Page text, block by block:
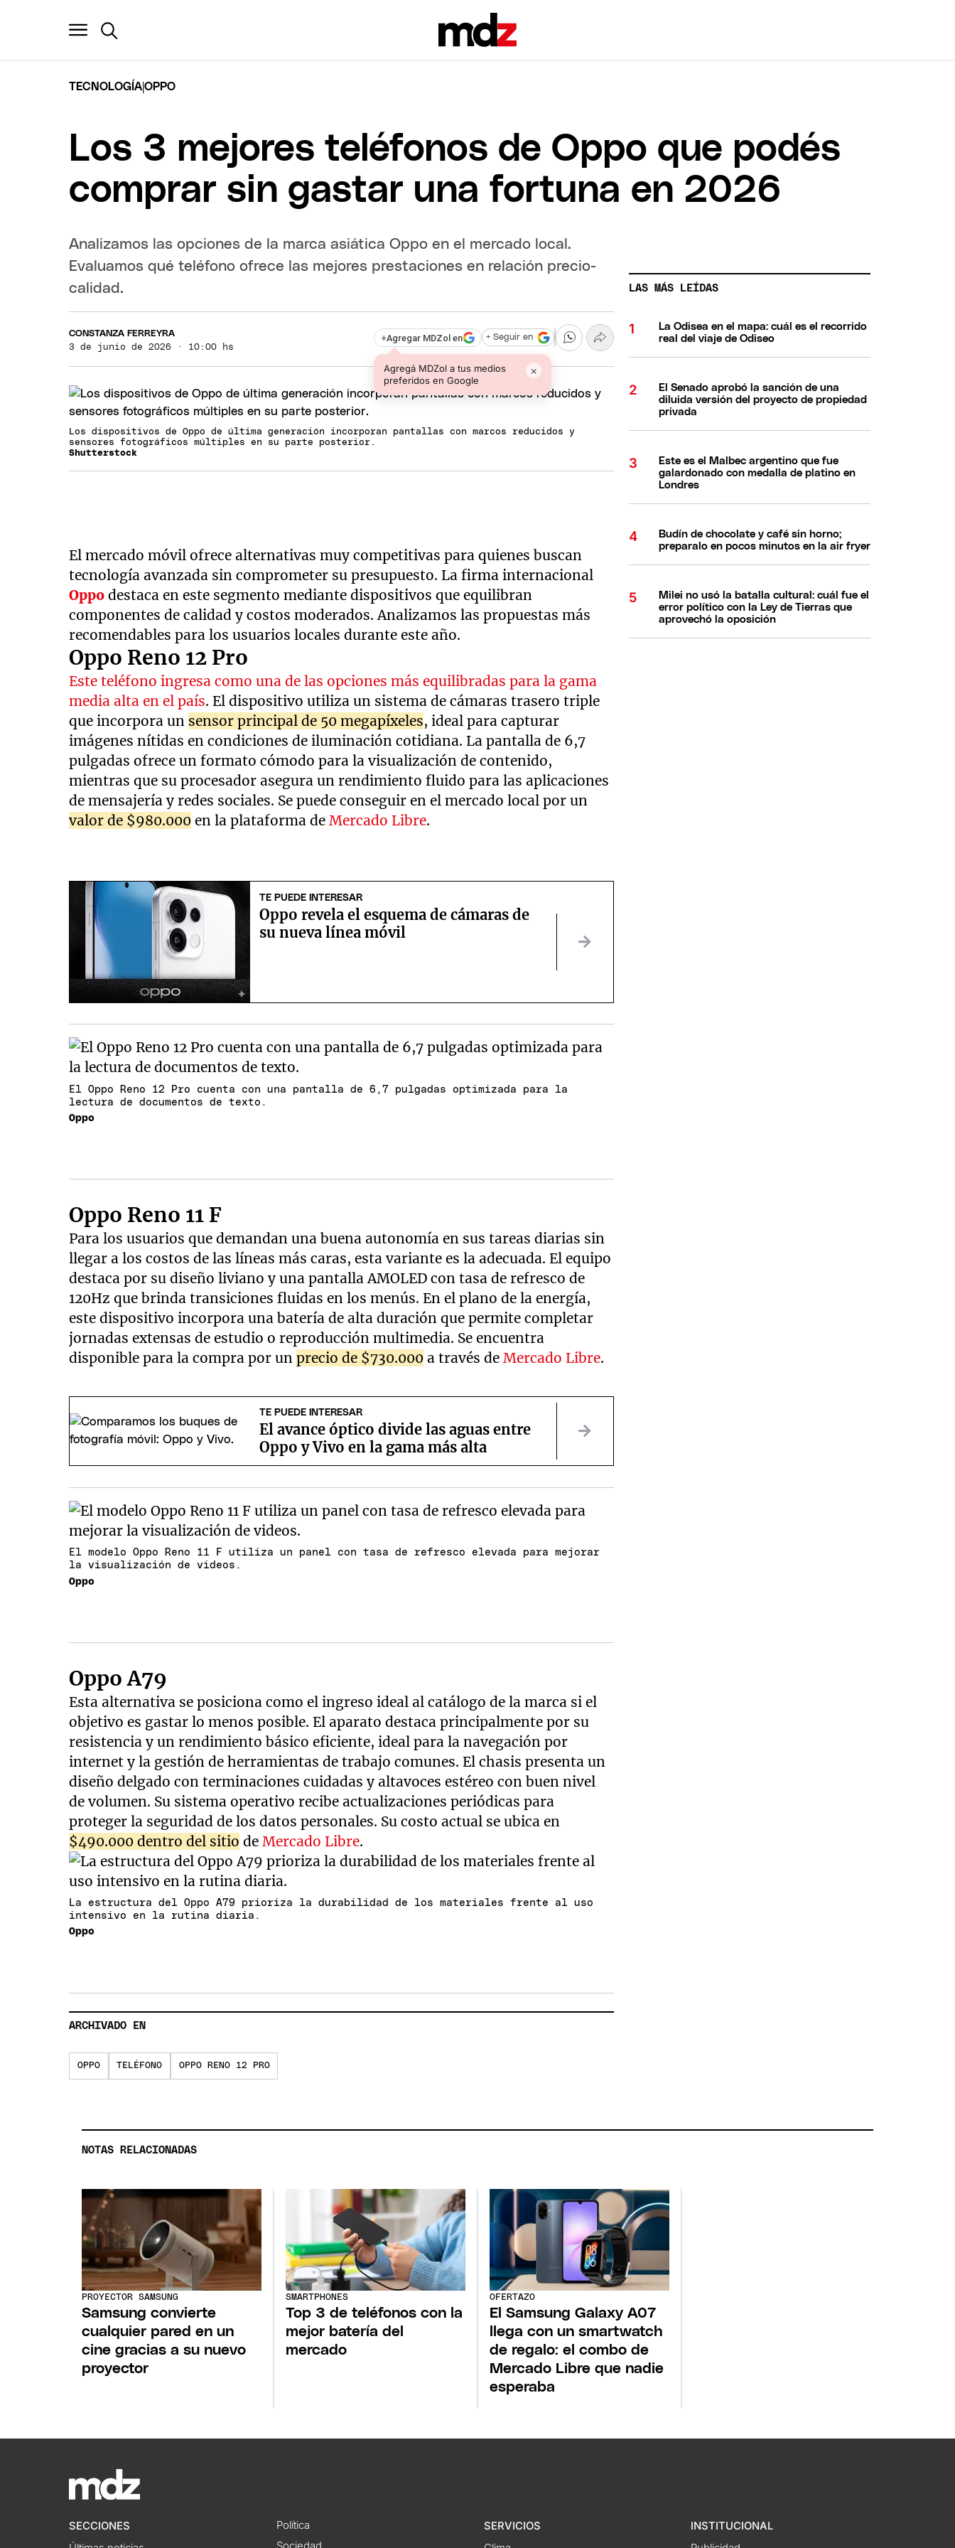
TECNOLOGÍA|OPPO
Los 3 mejores teléfonos de Oppo que podés
comprar sin gastar una fortuna en 2026
Analizamos las opciones de la marca asiática Oppo en el mercado local.
Evaluamos qué teléfono ofrece las mejores prestaciones en relación precio-
calidad.
CONSTANZA FERREYRA
3 de junio de 2026 · 10:00 hs
+Agregar MDZol en
Agregá MDZol a tus medios
preferidos en Google
×
+ Seguir en
Los dispositivos de Oppo de última generación incorporan pantallas con marcos reducidos y
sensores fotográficos múltiples en su parte posterior.
Shutterstock
El mercado móvil ofrece alternativas muy competitivas para quienes buscan
tecnología avanzada sin comprometer su presupuesto. La firma internacional
Oppo destaca en este segmento mediante dispositivos que equilibran
componentes de calidad y costos moderados. Analizamos las propuestas más
recomendables para los usuarios locales durante este año.
Oppo Reno 12 Pro
Este teléfono ingresa como una de las opciones más equilibradas para la gama
media alta en el país. El dispositivo utiliza un sistema de cámaras trasero triple
que incorpora un sensor principal de 50 megapíxeles, ideal para capturar
imágenes nítidas en condiciones de iluminación cotidiana. La pantalla de 6,7
pulgadas ofrece un formato cómodo para la visualización de contenido,
mientras que su procesador asegura un rendimiento fluido para las aplicaciones
de mensajería y redes sociales. Se puede conseguir en el mercado local por un
valor de $980.000 en la plataforma deMercado Libre.
TE PUEDE INTERESAR
Oppo revela el esquema de cámaras de
su nueva línea móvil
El Oppo Reno 12 Pro cuenta con una pantalla de 6,7 pulgadas optimizada para la
lectura de documentos de texto.
Oppo
Oppo Reno 11 F
Para los usuarios que demandan una buena autonomía en sus tareas diarias sin
llegar a los costos de las líneas más caras, esta variante es la adecuada. El equipo
destaca por su diseño liviano y una pantalla AMOLED con tasa de refresco de
120Hz que brinda transiciones fluidas en los menús. En el plano de la energía,
este dispositivo incorpora una batería de alta duración que permite completar
jornadas extensas de estudio o reproducción multimedia. Se encuentra
disponible para la compra por unprecio de $730.000 a través deMercado Libre.
TE PUEDE INTERESAR
El avance óptico divide las aguas entre
Oppo y Vivo en la gama más alta
El modelo Oppo Reno 11 F utiliza un panel con tasa de refresco elevada para mejorar
la visualización de videos.
Oppo
Oppo A79
Esta alternativa se posiciona como el ingreso ideal al catálogo de la marca si el
objetivo es gastar lo menos posible. El aparato destaca principalmente por su
resistencia y un rendimiento básico eficiente, ideal para la navegación por
internet y la gestión de herramientas de trabajo comunes. El chasis presenta un
diseño delgado con terminaciones cuidadas y altavoces estéreo con buen nivel
de volumen. Su sistema operativo recibe actualizaciones periódicas para
proteger la seguridad de los datos personales. Su costo actual se ubica en
$490.000 dentro del sitio de Mercado Libre.
La estructura del Oppo A79 prioriza la durabilidad de los materiales frente al uso
intensivo en la rutina diaria.
Oppo
ARCHIVADO EN
OPPO TELÉFONO OPPO RENO 12 PRO
LAS MÁS LEÍDAS
La Odisea en el mapa: cuál es el recorrido
real del viaje de Odiseo
El Senado aprobó la sanción de una
diluida versión del proyecto de propiedad
privada
Este es el Malbec argentino que fue
galardonado con medalla de platino en
Londres
Budín de chocolate y café sin horno;
preparalo en pocos minutos en la air fryer
Milei no usó la batalla cultural: cuál fue el
error político con la Ley de Tierras que
aprovechó la oposición
NOTAS RELACIONADAS
PROYECTOR SAMSUNG
Samsung convierte
cualquier pared en un
cine gracias a su nuevo
proyector
SMARTPHONES
Top 3 de teléfonos con la
mejor batería del
mercado
OFERTAZO
El Samsung Galaxy A07
llega con un smartwatch
de regalo: el combo de
Mercado Libre que nadie
esperaba
SECCIONES
Política
SERVICIOS
INSTITUCIONAL